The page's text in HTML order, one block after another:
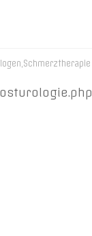
,Schmerztherapie